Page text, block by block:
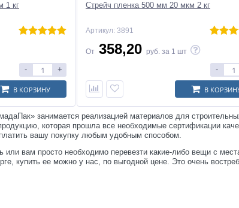
1 кг
- +
В КОРЗИНУ
Стрейч пленка 500 мм 20 мкм 2 кг
Артикул: 3891
От 358,20 руб. за 1 шт
-
В
занимается реализацией материалов для
которая прошла все необходимые сертификации
вашу покупку любым удобным способом.
или вам просто необходимо перевезти какие-либо вещи с
купить ее можно у нас, по выгодной цене. Это очень